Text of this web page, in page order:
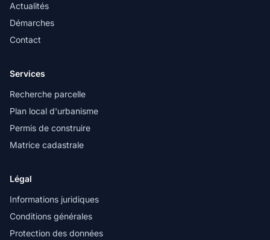
Actualités
Démarches
Contact
Services
Recherche parcelle
Plan local d'urbanisme
Permis de construire
Matrice cadastrale
Légal
Informations juridiques
Conditions générales
Protection des données